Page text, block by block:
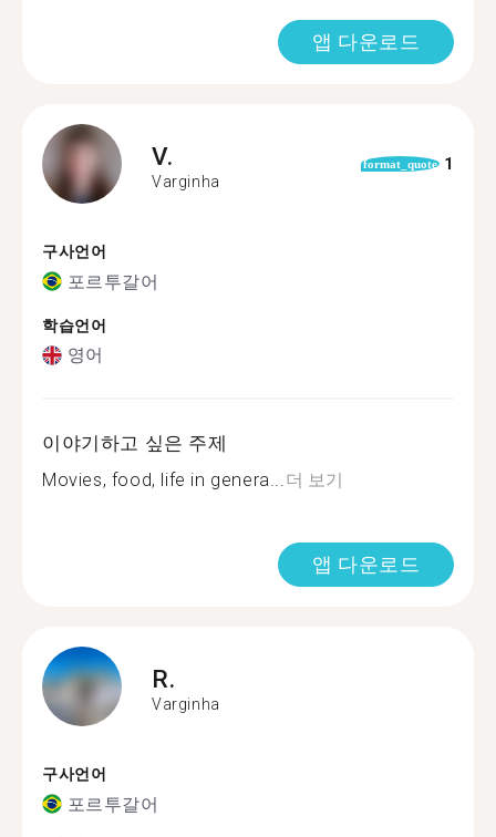
앱 다운로드
V.
Varginha
format_quote 1
구사언어
포르투갈어
학습언어
영어
이야기하고 싶은 주제
Movies, food, life in genera...더 보기
앱 다운로드
R.
Varginha
구사언어
포르투갈어